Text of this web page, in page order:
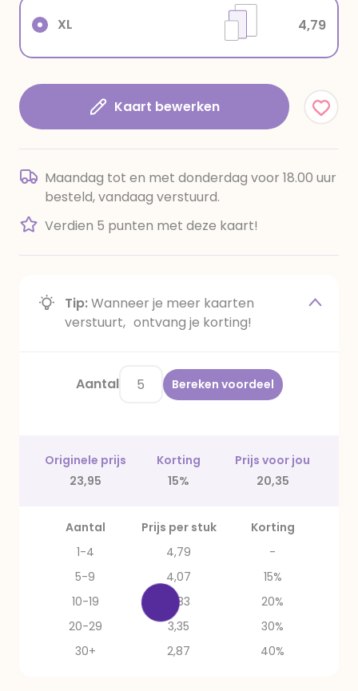
XL 4,79
Kaart bewerken
Maandag tot en met donderdag voor 18.00 uur
besteld, vandaag verstuurd.
Verdien 5 punten met deze kaart!
Tip:Wanneer je meer kaarten
verstuurt, ontvang je korting!
Aantal Bereken voordeel
Originele prijs Korting
Prijs voor jou
23,95
15% 20,35
Aantal Prijs per stuk
Korting
1-4
4,79
-
5-9
4,07
15%
10-19
3,83
20%
20-29
3,35
30%
30+
2,87 40%